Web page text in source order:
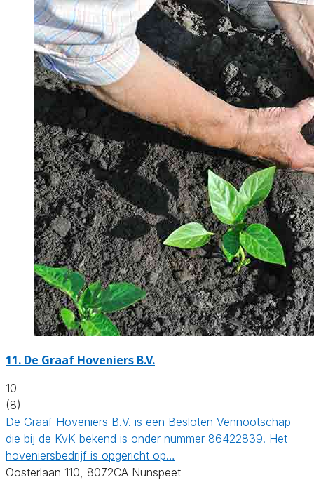
11. De Graaf Hoveniers B.V.
10
(8)
De Graaf Hoveniers B.V. is een Besloten Vennootschap
die bij de KvK bekend is onder nummer 86422839. Het
hoveniersbedrijf is opgericht op…
Oosterlaan 110, 8072CA Nunspeet